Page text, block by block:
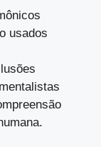
usados